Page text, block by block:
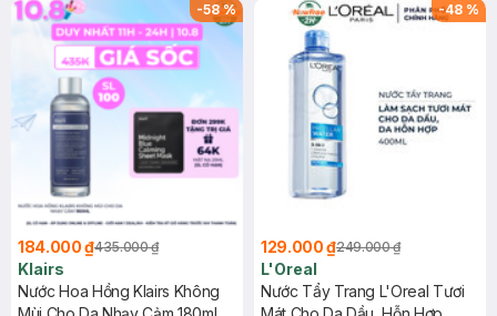
-58%
184.000 ₫435.000 ₫
Klairs
Nước Hoa Hồng Klairs Không
-48 %
129.000 ₫249.000 ₫
L'Oreal
Nước Tẩy Trang L'Oreal Tươi